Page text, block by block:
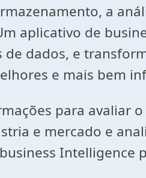
a
aplicativo de
dados, e
e mais bem
para avaliar
e mercado e
Intelligence